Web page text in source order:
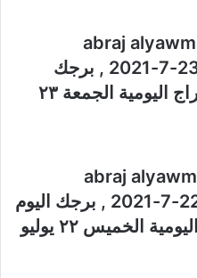
حظك اليوم 23/7/2021 | abraj alyawm
23/7/2021 , ابراج اليوم 23-7-2021 , برجك
اليوم الجمعة , توقعات الابراج اليومية الجمعة ٢٣
حظك اليوم 22/7/2021 | abraj alyawm
22/7/2021 , ابراج اليوم 22-7-2021 , برجك اليوم
الخميس , توقعات الابراج اليومية الخميس ٢٢ يوليو